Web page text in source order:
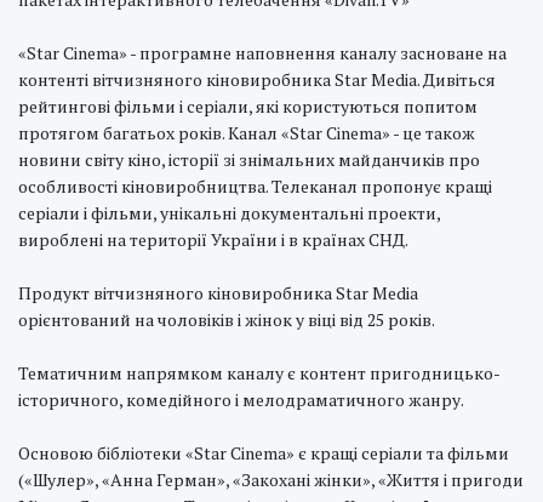
«Star Cinema» - програмне наповнення каналу засноване на
контенті вітчизняного кіновиробника Star Media. Дивіться
рейтингові фільми і серіали, які користуються попитом
протягом багатьох років. Канал «Star Cinema» - це також
новини світу кіно, історії зі знімальних майданчиків про
особливості кіновиробництва. Телеканал пропонує кращі
серіали і фільми, унікальні документальні проекти,
вироблені на території України і в країнах СНД.
Продукт вітчизняного кіновиробника Star Media
орієнтований на чоловіків і жінок у віці від 25 років.
Тематичним напрямком каналу є контент пригодницько-
історичного, комедійного і мелодраматичного жанру.
Основою бібліотеки «Star Cinema» є кращі серіали та фільми
(«Шулер», «Анна Герман», «Закохані жінки», «Життя і пригоди